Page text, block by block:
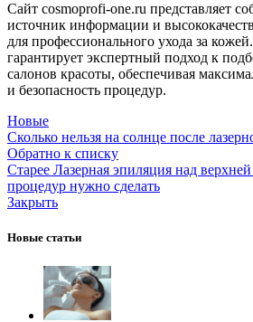
Сайт cosmoprofi-one.ru представляет
источник информации и
для профессионального ухода за
гарантирует экспертный подход к
салонов красоты, обеспечивая
и безопасность процедур.
Новые
Сколько нельзя на солнце после
Обратно к списку
Старее Лазерная эпиляция над
процедур нужно сделать
Закрыть
Новые статьи